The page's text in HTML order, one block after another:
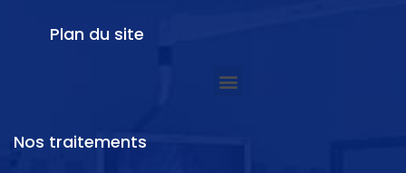
Plan du site
Nos traitements